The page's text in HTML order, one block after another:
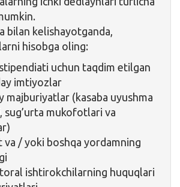
bilan kelishayotganda,
hisobga oling:
uchun taqdim etilgan
imtiyozlar
majburiyatlar (kasaba uyushma
sug’urta mukofotlari va
va / yoki boshqa yordamning
ishtirokchilarning huquqlari